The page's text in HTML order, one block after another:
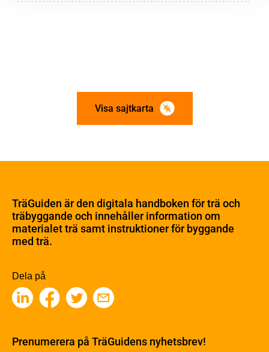
Visa sajtkarta
Skogsbruk
Barrträdets uppbyggnad
Träets egenskaper och kvalitet
Träbaserade produkter
Kemisk behandling
Fakta om Limträ
TräGuiden är den digitala handboken för trä och
träbyggande och innehåller information om
materialet trä samt instruktioner för byggande
med trä.
Dela på
Prenumerera på TräGuidens nyhetsbrev!